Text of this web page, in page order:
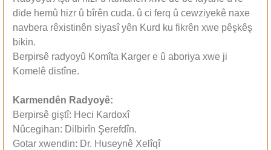
dide hemû hizr û bîrên cuda. û ci ferq û cewziyekê naxe
navbera rêxistinên siyasî yên Kurd ku fikrên xwe pêşkêş
bikin.
Berpirsê radyoyû Komîta Karger e û aboriya xwe ji
Komelê distîne.
Karmendên Radyoyê:
Berpirsê giştî: Heci Kardoxî
Nûcegihan: Dilbirîn Şerefdîn.
Gotar xwendin: Dr. Huseynê Xelîqî